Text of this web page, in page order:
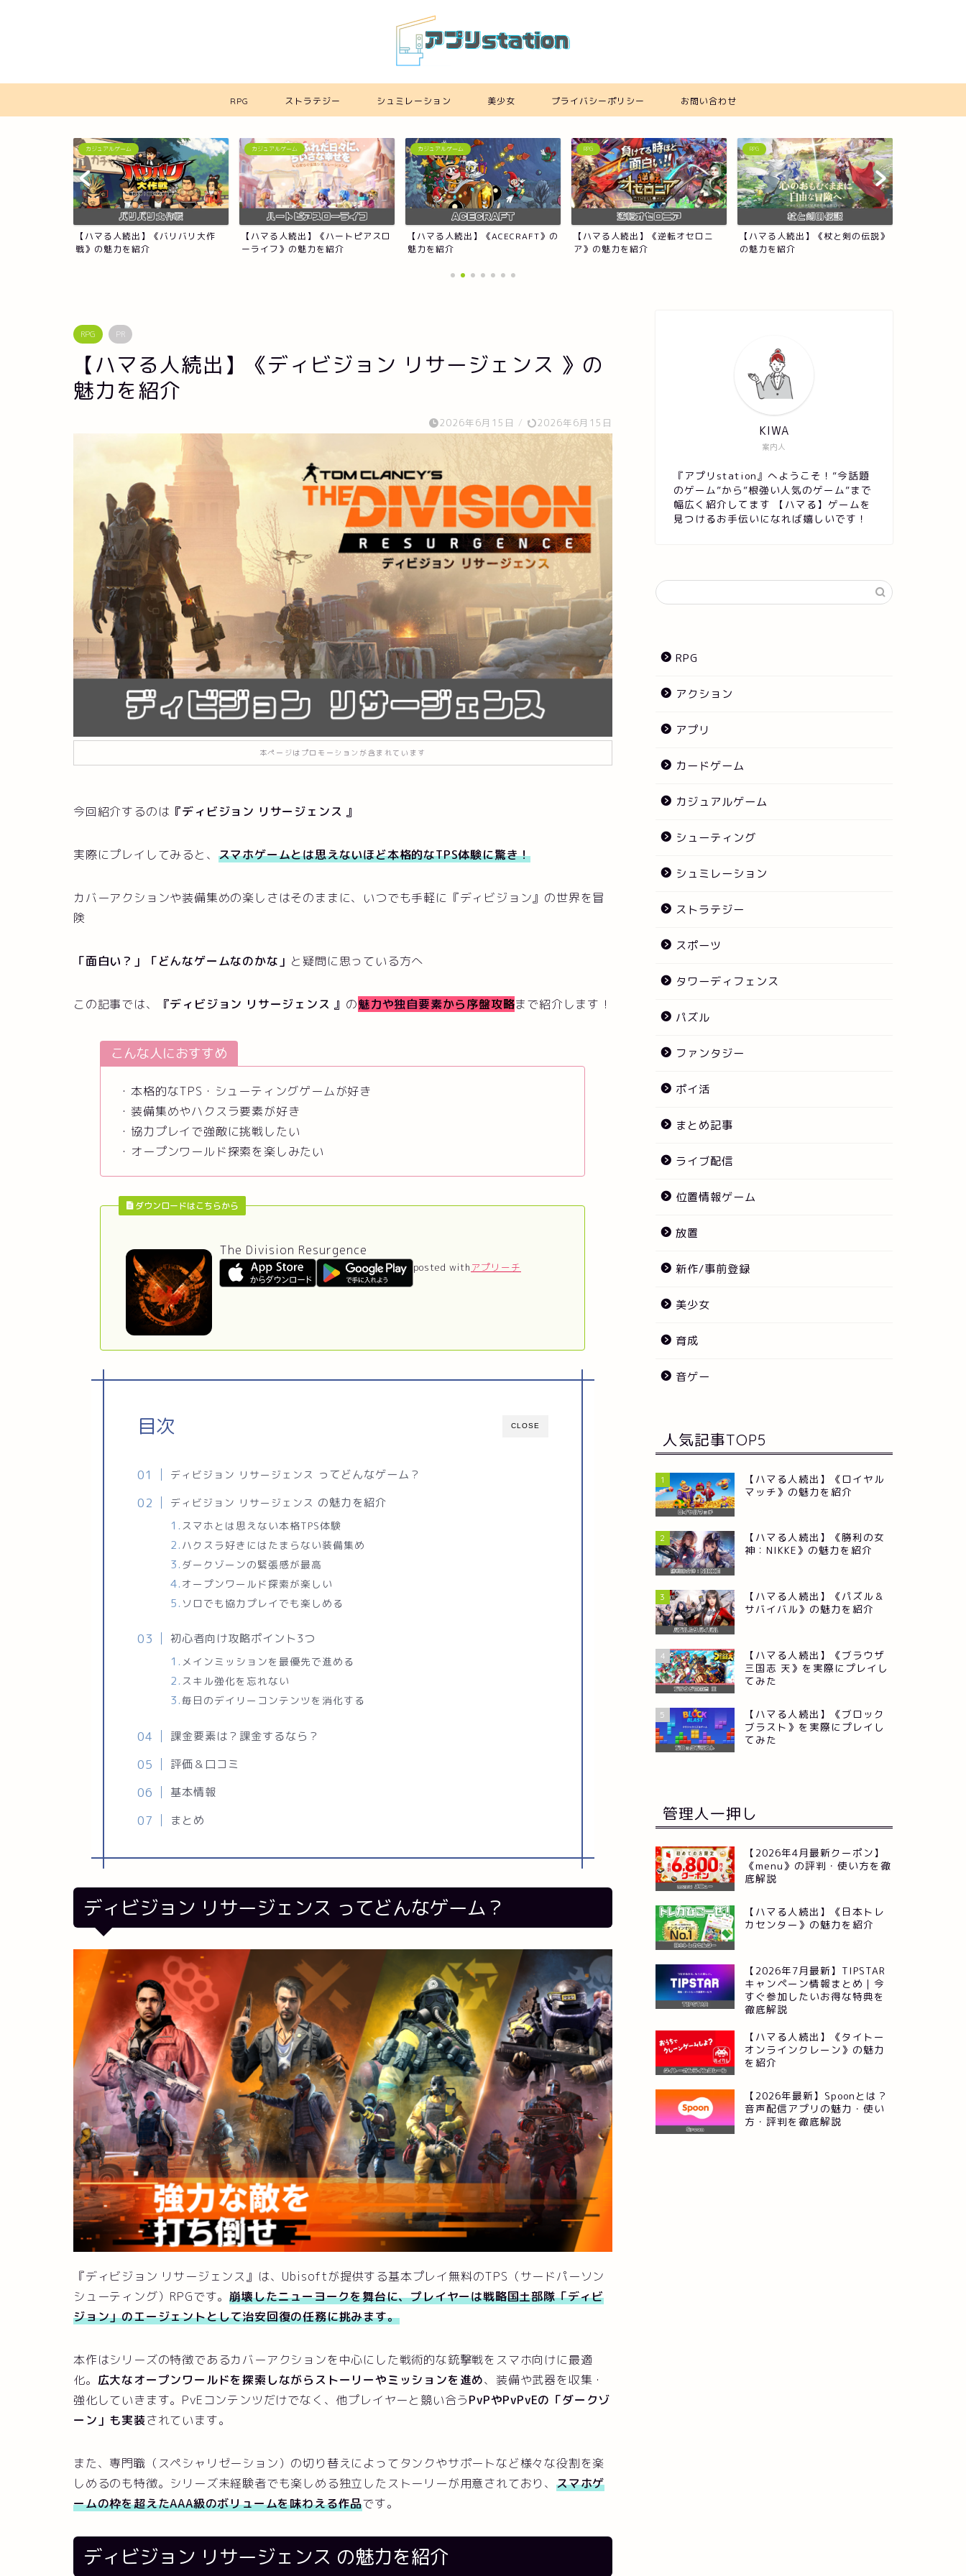
RPG ストラテジー シュミレーション 美少女 プライバシーポリシー お問い合わせ
カジュアルゲーム
【ハマる人続出】《バリバリ大作
戦》の魅力を紹介
カジュアルゲーム
【ハマる人続出】《ハートピアスロ
ーライフ》の魅力を紹介
カジュアルゲーム
【ハマる人続出】《ACECRAFT》の
魅力を紹介
RPG
【ハマる人続出】《逆転オセロニ
ア》の魅力を紹介
RPG
【ハマる人続出】《杖と剣の伝説》
の魅力を紹介
RPG PR
【ハマる人続出】《ディビジョン リサージェンス 》の
魅力を紹介
2026年6月15日 / 2026年6月15日
本ページはプロモーションが含まれています
今回紹介するのは 『ディビジョン リサージェンス 』
実際にプレイしてみると、 スマホゲームとは思えないほど本格的なTPS体験に驚き！
カバーアクションや装備集めの楽しさはそのままに、いつでも手軽に『ディビジョン』の世界を冒
険
「面白い？」「どんなゲームなのかな」 と疑問に思っている方へ
この記事では、 『ディビジョン リサージェンス 』 の魅力や独自要素から序盤攻略まで紹介します！
こんな人におすすめ
・本格的なTPS・シューティングゲームが好き
・装備集めやハクスラ要素が好き
・協力プレイで強敵に挑戦したい
・オープンワールド探索を楽しみたい
ダウンロードはこちらから
The Division Resurgence
posted with アプリーチ
CLOSE
目次
ディビジョン リサージェンス ってどんなゲーム？
ディビジョン リサージェンス の魅力を紹介
スマホとは思えない本格TPS体験
ハクスラ好きにはたまらない装備集め
ダークゾーンの緊張感が最高
オープンワールド探索が楽しい
ソロでも協力プレイでも楽しめる
初心者向け攻略ポイント3つ
メインミッションを最優先で進める
スキル強化を忘れない
毎日のデイリーコンテンツを消化する
課金要素は？課金するなら？
評価＆口コミ
基本情報
まとめ
ディビジョン リサージェンス ってどんなゲーム？
『ディビジョン リサージェンス』は、Ubisoftが提供する基本プレイ無料のTPS（サードパーソン
シューティング）RPGです。崩壊したニューヨークを舞台に、プレイヤーは戦略国土部隊「ディビ
ジョン」のエージェントとして治安回復の任務に挑みます。
本作はシリーズの特徴であるカバーアクションを中心にした戦術的な銃撃戦をスマホ向けに最適
化。 広大なオープンワールドを探索しながらストーリーやミッションを進め、装備や武器を収集・
強化していきます。PvEコンテンツだけでなく、他プレイヤーと競い合うPvPやPvPvEの「ダークゾ
ーン」も実装されています。
また、専門職（スペシャリゼーション）の切り替えによってタンクやサポートなど様々な役割を楽
しめるのも特徴。シリーズ未経験者でも楽しめる独立したストーリーが用意されており、 スマホゲ
ームの枠を超えたAAA級のボリュームを味わえる作品です。
ディビジョン リサージェンス の魅力を紹介
案内人
KIWA
『アプリstation』へようこそ！”今話題
のゲーム”から”根強い人気のゲーム”まで
幅広く紹介してます 【ハマる】ゲームを
見つけるお手伝いになれば嬉しいです！
RPG
アクション
アプリ
カードゲーム
カジュアルゲーム
シューティング
シュミレーション
ストラテジー
スポーツ
タワーディフェンス
パズル
ファンタジー
ポイ活
まとめ記事
ライブ配信
位置情報ゲーム
放置
新作/事前登録
美少女
育成
音ゲー
人気記事TOP5
1
【ハマる人続出】《ロイヤル
マッチ》の魅力を紹介
2
【ハマる人続出】《勝利の女
神：NIKKE》の魅力を紹介
3
【ハマる人続出】《パズル＆
サバイバル》の魅力を紹介
4
【ハマる人続出】《ブラウザ
三国志 天》を実際にプレイし
てみた
5
【ハマる人続出】《ブロック
ブラスト》を実際にプレイし
てみた
管理人一押し
【2026年4月最新クーポン】
《menu》の評判・使い方を徹
底解説
【ハマる人続出】《日本トレ
カセンター》の魅力を紹介
【2026年7月最新】TIPSTAR
キャンペーン情報まとめ｜今
すぐ参加したいお得な特典を
徹底解説
【ハマる人続出】《タイトー
オンラインクレーン》の魅力
を紹介
【2026年最新】Spoonとは？
音声配信アプリの魅力・使い
方・評判を徹底解説